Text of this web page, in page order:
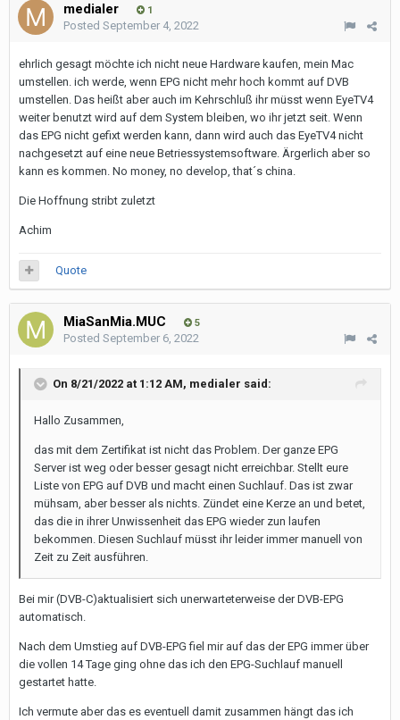
medialer 1
Posted September 4, 2022
ehrlich gesagt möchte ich nicht neue Hardware kaufen, mein Mac
umstellen. ich werde, wenn EPG nicht mehr hoch kommt auf DVB
umstellen. Das heißt aber auch im Kehrschluß ihr müsst wenn EyeTV4
weiter benutzt wird auf dem System bleiben, wo ihr jetzt seit. Wenn
das EPG nicht gefixt werden kann, dann wird auch das EyeTV4 nicht
nachgesetzt auf eine neue Betriessystemsoftware. Ärgerlich aber so
kann es kommen. No money, no develop, that´s china.
Die Hoffnung stribt zuletzt
Achim
Quote
MiaSanMia.MUC 5
Posted September 6, 2022
On 8/21/2022 at 1:12 AM, medialer said:
Hallo Zusammen,
das mit dem Zertifikat ist nicht das Problem. Der ganze EPG
Server ist weg oder besser gesagt nicht erreichbar. Stellt eure
Liste von EPG auf DVB und macht einen Suchlauf. Das ist zwar
mühsam, aber besser als nichts. Zündet eine Kerze an und betet,
das die in ihrer Unwissenheit das EPG wieder zun laufen
bekommen. Diesen Suchlauf müsst ihr leider immer manuell von
Zeit zu Zeit ausführen.
Bei mir (DVB-C)aktualisiert sich unerwarteterweise der DVB-EPG
automatisch.
Nach dem Umstieg auf DVB-EPG fiel mir auf das der EPG immer über
die vollen 14 Tage ging ohne das ich den EPG-Suchlauf manuell
gestartet hatte.
Ich vermute aber das es eventuell damit zusammen hängt das ich